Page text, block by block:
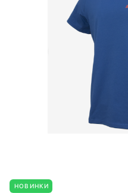
НОВИНКИ